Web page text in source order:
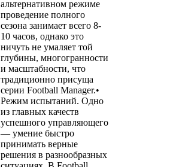
альтернативном режиме
проведение полного
сезона занимает всего 8-
10 часов, однако это
ничуть не умаляет той
глубины, многогранности
и масштабности, что
традиционно присуща
серии Football Manager.•
Режим испытаний. Одно
из главных качеств
успешного управляющего
— умение быстро
принимать верные
решения в разнообразных